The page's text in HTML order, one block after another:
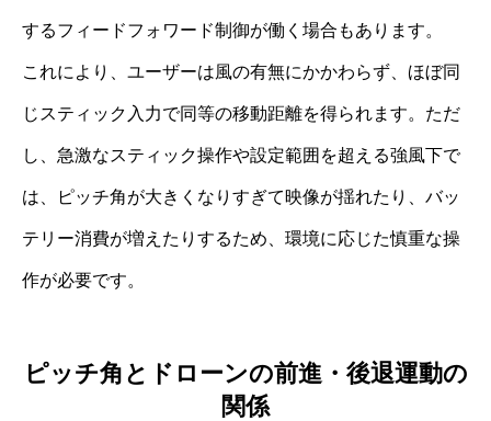
するフィードフォワード制御が働く場合もあります。
これにより、ユーザーは風の有無にかかわらず、ほぼ同
じスティック入力で同等の移動距離を得られます。ただ
し、急激なスティック操作や設定範囲を超える強風下で
は、ピッチ角が大きくなりすぎて映像が揺れたり、バッ
テリー消費が増えたりするため、環境に応じた慎重な操
作が必要です。
ピッチ角とドローンの前進・後退運動の
関係